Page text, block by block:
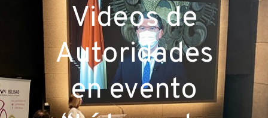
Videos de
Autoridades
en evento